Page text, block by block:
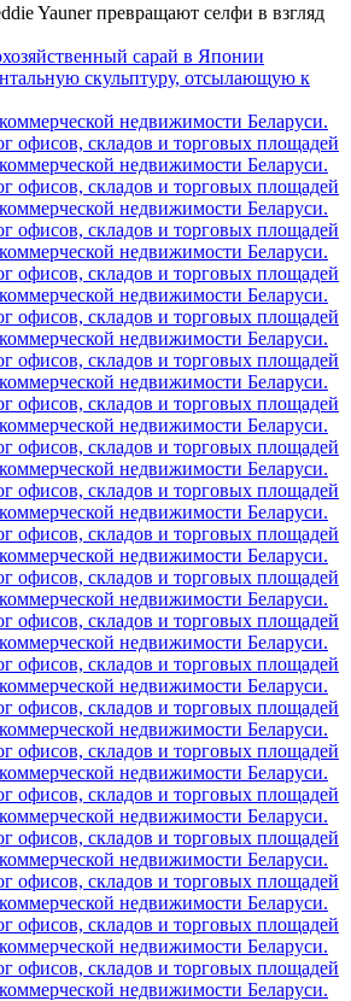
Yauner превращают селфи в взгляд
сарай в Японии
скульптуру, отсылающую к
недвижимости Беларуси.
офисов, складов и торговых площадей
недвижимости Беларуси.
офисов, складов и торговых площадей
недвижимости Беларуси.
офисов, складов и торговых площадей
недвижимости Беларуси.
офисов, складов и торговых площадей
недвижимости Беларуси.
офисов, складов и торговых площадей
недвижимости Беларуси.
офисов, складов и торговых площадей
недвижимости Беларуси.
офисов, складов и торговых площадей
недвижимости Беларуси.
офисов, складов и торговых площадей
недвижимости Беларуси.
офисов, складов и торговых площадей
недвижимости Беларуси.
офисов, складов и торговых площадей
недвижимости Беларуси.
офисов, складов и торговых площадей
недвижимости Беларуси.
офисов, складов и торговых площадей
недвижимости Беларуси.
офисов, складов и торговых площадей
недвижимости Беларуси.
офисов, складов и торговых площадей
недвижимости Беларуси.
офисов, складов и торговых площадей
недвижимости Беларуси.
офисов, складов и торговых площадей
недвижимости Беларуси.
офисов, складов и торговых площадей
недвижимости Беларуси.
офисов, складов и торговых площадей
недвижимости Беларуси.
офисов, складов и торговых площадей
недвижимости Беларуси.
офисов, складов и торговых площадей
недвижимости Беларуси.